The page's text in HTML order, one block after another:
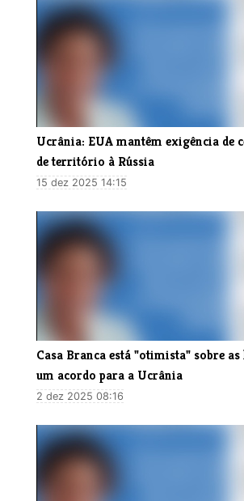
Ucrânia: EUA mantêm exigência de
de território à Rússia
15 dez 2025 14:15
Casa Branca está "otimista" sobre as
um acordo para a Ucrânia
2 dez 2025 08:16